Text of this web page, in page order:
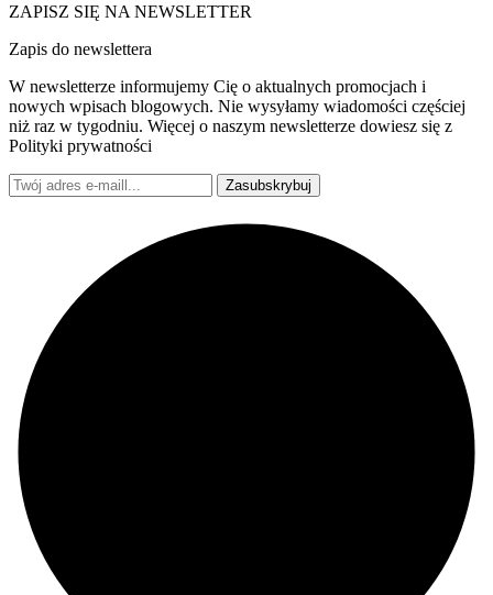
ZAPISZ SIĘ NA NEWSLETTER
Zapis do newslettera
W newsletterze informujemy Cię o aktualnych promocjach i
nowych wpisach blogowych. Nie wysyłamy wiadomości częściej
niż raz w tygodniu. Więcej o naszym newsletterze dowiesz się z
Polityki prywatności
Zasubskrybuj